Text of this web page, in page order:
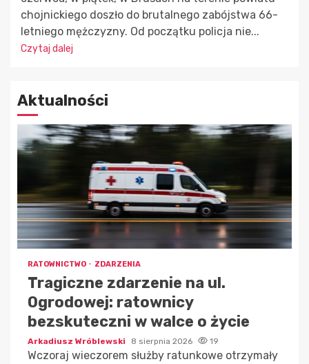
chojnickiego doszło do brutalnego zabójstwa 66-
letniego mężczyzny. Od początku policja nie...
Czytaj dalej
Aktualności
RATOWNICTWO ZDARZENIA
Tragiczne zdarzenie na ul.
Ogrodowej: ratownicy
bezskuteczni w walce o życie
Arkadiusz Wróblewski 8 sierpnia 2026 19
Wczoraj wieczorem służby ratunkowe otrzymały